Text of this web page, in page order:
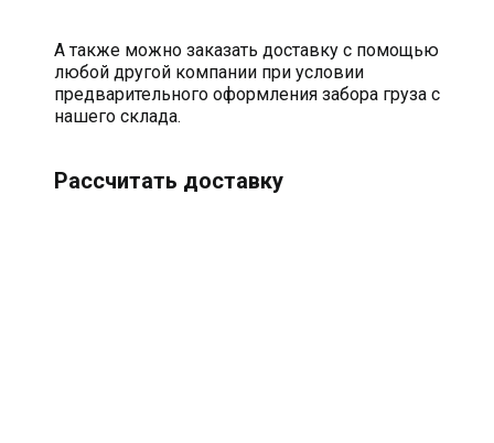
А также можно заказать доставку с помощью
любой другой компании при условии
предварительного оформления забора груза с
нашего склада.
Рассчитать доставку